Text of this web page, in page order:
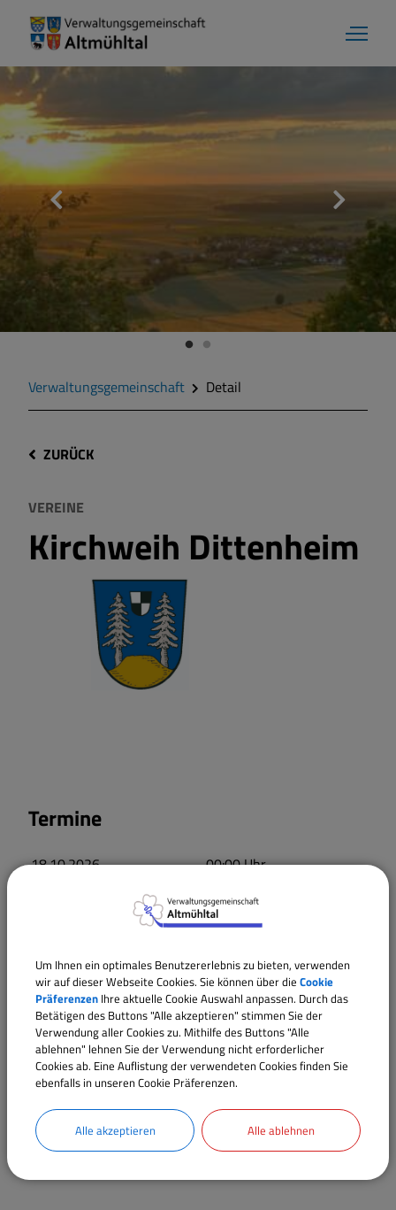
Verwaltungsgemeinschaft Detail
ZURÜCK
VEREINE
Kirchweih Dittenheim
Termine
18.10.2026 00:00Uhr
Um Ihnen ein optimales Benutzererlebnis zu bieten, verwenden
wir auf dieser Webseite Cookies. Sie können über die Cookie
Präferenzen Ihre aktuelle Cookie Auswahl anpassen. Durch das
Betätigen des Buttons "Alle akzeptieren" stimmen Sie der
Verwendung aller Cookies zu. Mithilfe des Buttons "Alle
ablehnen" lehnen Sie der Verwendung nicht erforderlicher
Cookies ab. Eine Auflistung der verwendeten Cookies finden Sie
ebenfalls in unseren Cookie Präferenzen.
Alle akzeptieren Alle ablehnen